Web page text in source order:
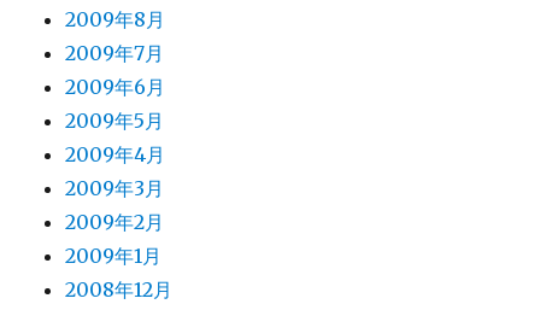
2009年8月
2009年7月
2009年6月
2009年5月
2009年4月
2009年3月
2009年2月
2009年1月
2008年12月